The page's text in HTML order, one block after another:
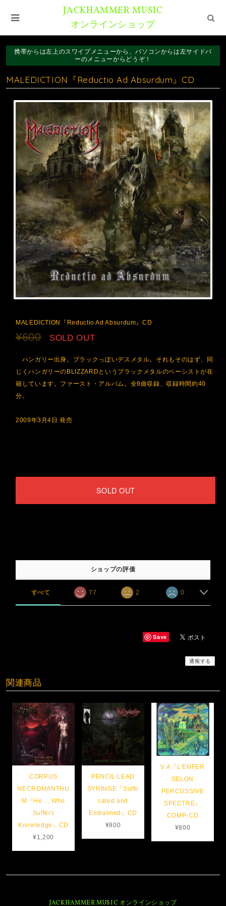
JACKHAMMER MUSIC
オンラインショップ
携帯からは左上のスワイプメニューから、パソコンからは左サイドバ
ーのメニューからどうぞ！
MALEDICTION『Reductio Ad Absurdum』CD
MALEDICTION『Reductio Ad Absurdum』CD
¥600 SOLD OUT
ハンガリー出身。ブラックっぽいデスメタル。それもそのはず、同
じくハンガリーのBLIZZARDというブラックメタルのベーシストが在
籍しています。ファースト・アルバム。全9曲収録、収録時間約40
分。
2009年3月4日 発売
SOLD OUT
ショップの評価
すべて 77 2 0
Save
通報する
関連商品
CORPUS
NECROMANTHU
M『He .​.​. Who
Suffers
Knowledge』CD
¥1,200
PENCIL LEAD
SYRINGE『Suffo
cated and
Embalmed』CD
¥800
V.A『L'ENFER
SELON
PERCUSSIVE
SPECTRE』
COMP-CD
¥800
JACKHAMMER MUSIC オンラインショップ